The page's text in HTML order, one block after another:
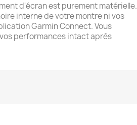
d'écran est purement matérielle.
interne de votre montre ni vos
Garmin Connect. Vous
performances intact après